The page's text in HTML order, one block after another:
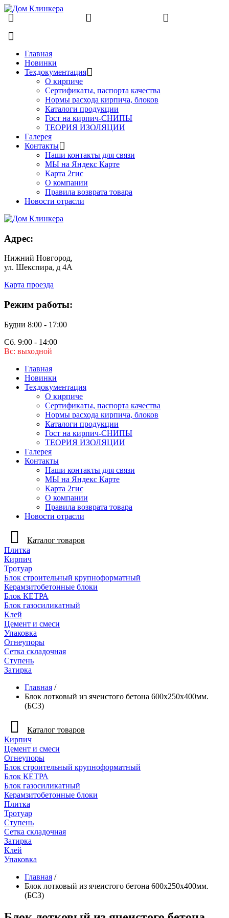
Главная
Новинки
Техдокументация
О кирпиче
Сертификаты, паспорта качества
Нормы расхода кирпича, блоков
Каталоги продукции
Гост на кирпич-СНИПЫ
ТЕОРИЯ ИЗОЛЯЦИИ
Галерея
Контакты
Наши контакты для связи
МЫ на Яндекс Карте
Карта 2гис
О компании
Правила возврата товара
Новости отрасли
Адрес:
Нижний Новгород,
ул. Шекспира, д 4А
Карта проезда
Режим работы:
Будни 8:00 - 17:00
Сб. 9:00 - 14:00
Вс: выходной
Главная
Новинки
Техдокументация
О кирпиче
Сертификаты, паспорта качества
Нормы расхода кирпича, блоков
Каталоги продукции
Гост на кирпич-СНИПЫ
ТЕОРИЯ ИЗОЛЯЦИИ
Галерея
Контакты
Наши контакты для связи
МЫ на Яндекс Карте
Карта 2гис
О компании
Правила возврата товара
Новости отрасли
Каталог товаров
Плитка
Кирпич
Тротуар
Блок строительный крупноформатный
Керамзитобетонные блоки
Блок КЕТРА
Блок газосиликатный
Клей
Цемент и смеси
Упаковка
Огнеупоры
Сетка складочная
Ступень
Затирка
Главная /
Блок лотковый из ячеистого бетона 600х250х400мм.
(БСЗ)
Каталог товаров
Кирпич
Цемент и смеси
Огнеупоры
Блок строительный крупноформатный
Блок КЕТРА
Блок газосиликатный
Керамзитобетонные блоки
Плитка
Тротуар
Ступень
Сетка складочная
Затирка
Клей
Упаковка
Главная /
Блок лотковый из ячеистого бетона 600х250х400мм.
(БСЗ)